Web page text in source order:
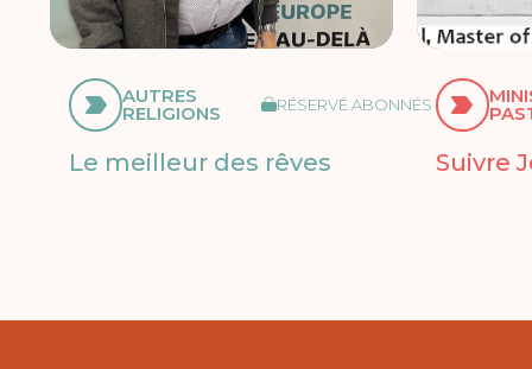
AUTRES
RELIGIONS RÉSERVÉ ABONNÉS
Le meilleur des rêves Suivre